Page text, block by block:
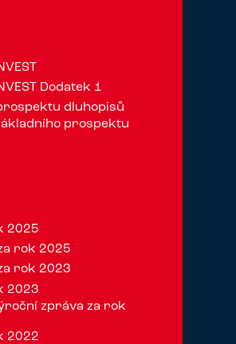
Dodatek 1
dluhopisů
prospektu
2025
za rok 2025
za rok 2023
2023
výroční zpráva za rok
2022